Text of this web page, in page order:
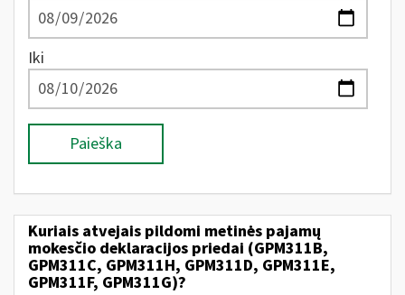
Iki
Paieška
Kuriais atvejais pildomi metinės pajamų
mokesčio deklaracijos priedai (GPM311B,
GPM311C, GPM311H, GPM311D, GPM311E,
GPM311F, GPM311G)?